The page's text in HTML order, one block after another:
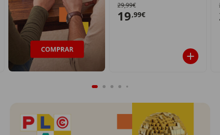
29,99€
19,99€